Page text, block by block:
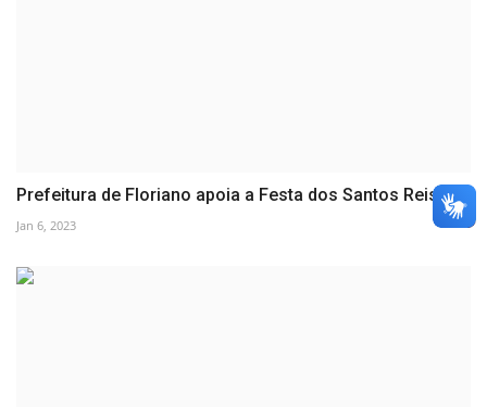
Prefeitura de Floriano apoia a Festa dos Santos Reis
Jan 6, 2023